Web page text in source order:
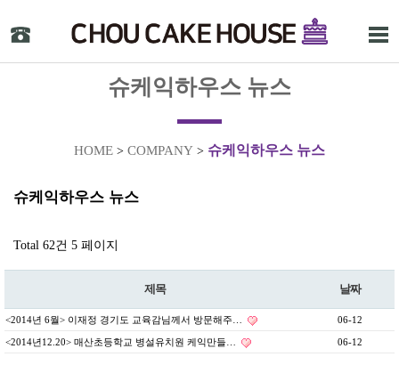
슈케익하우스 뉴스
HOME > COMPANY > 슈케익하우스 뉴스
슈케익하우스 뉴스
Total 62건 5 페이지
제목 날짜
<2014년 6월> 이재정 경기도 교육감님께서 방문해주… 06-12
<2014년12.20> 매산초등학교 병설유치원 케익만들… 06-12